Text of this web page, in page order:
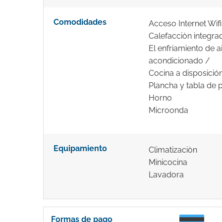
Comodidades
Acceso Internet Wifi
Calefacciòn
El enfriamiento de
acondicionado /
Cocina a
Plancha y tabla de
Horno
Microonda
Equipamiento
Climatizaciòn
Minicocina
Lavadora
Formas de pago